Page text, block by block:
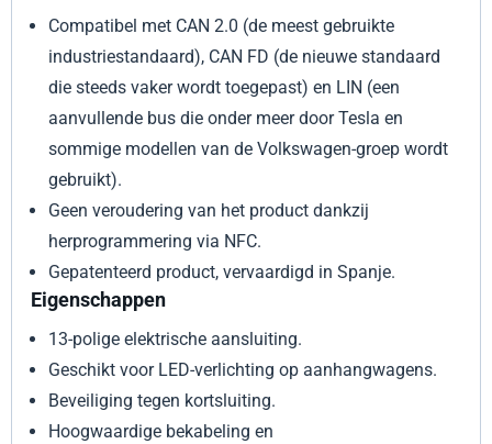
Compatibel met CAN 2.0 (de meest gebruikte
industriestandaard), CAN FD (de nieuwe standaard
die steeds vaker wordt toegepast) en LIN (een
aanvullende bus die onder meer door Tesla en
sommige modellen van de Volkswagen-groep wordt
gebruikt).
Geen veroudering van het product dankzij
herprogrammering via NFC.
Gepatenteerd product, vervaardigd in Spanje.
Eigenschappen
13-polige elektrische aansluiting.
Geschikt voor LED-verlichting op aanhangwagens.
Beveiliging tegen kortsluiting.
Hoogwaardige bekabeling en